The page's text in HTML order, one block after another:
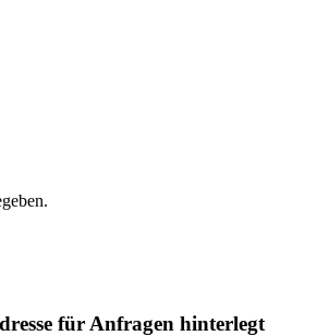
für Anfragen hinterlegt